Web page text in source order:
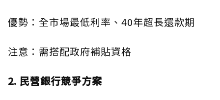
優勢：全市場最低利率、40年超長還款期
注意：需搭配政府補貼資格
2. 民營銀行競爭方案